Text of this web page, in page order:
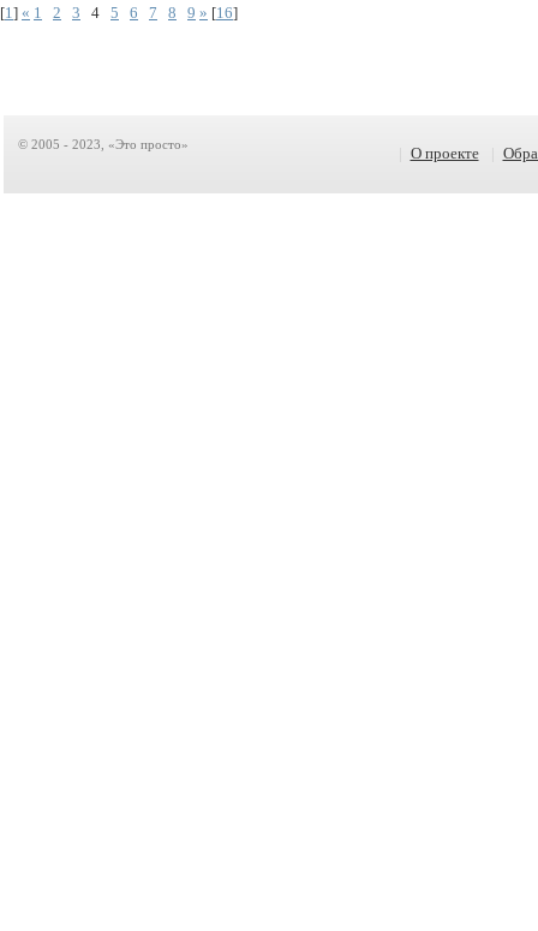
[1 ] « 1 2 3 4 5 6 7 8 9 » [16]
© 2005 - 2023, «Это просто» О проекте